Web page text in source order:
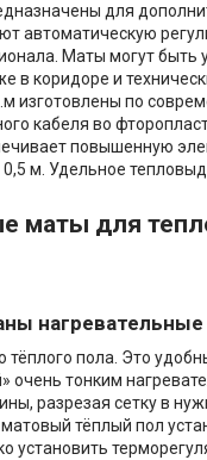
для
автоматическую
Маты могут быть
в коридоре и
изготовлены по
кабеля во
повышенную
м. Удельное
маты для
пола. Это
очень тонким
разрезая сетку в
тёплый пол
установить